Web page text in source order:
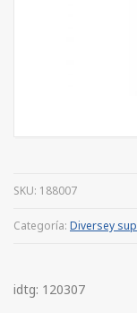
SKU: 188007
Categoría: Diversey
idtg: 120307